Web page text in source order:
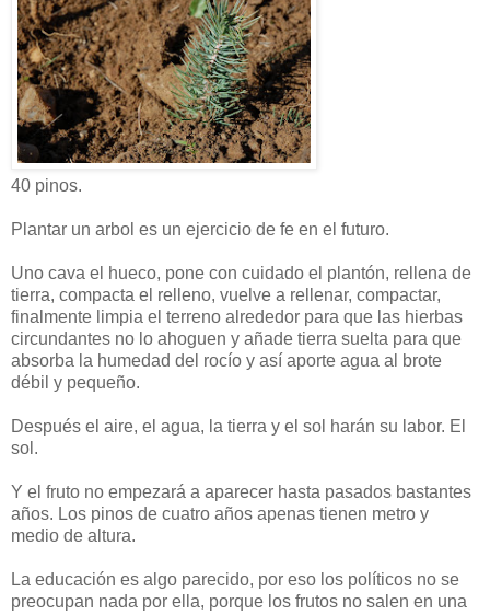
40 pinos.
Plantar un arbol es un ejercicio de fe en el futuro.
Uno cava el hueco, pone con cuidado el plantón, rellena de
tierra, compacta el relleno, vuelve a rellenar, compactar,
finalmente limpia el terreno alrededor para que las hierbas
circundantes no lo ahoguen y añade tierra suelta para que
absorba la humedad del rocío y así aporte agua al brote
débil y pequeño.
Después el aire, el agua, la tierra y el sol harán su labor. El
sol.
Y el fruto no empezará a aparecer hasta pasados bastantes
años. Los pinos de cuatro años apenas tienen metro y
medio de altura.
La educación es algo parecido, por eso los políticos no se
preocupan nada por ella, porque los frutos no salen en una